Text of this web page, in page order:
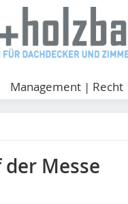
Management | Recht
Messe